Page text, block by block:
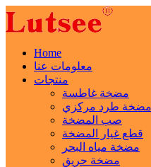
Home
معلومات عنا
منتجات
مضخة غاطسة
مضخة طرد مركزي
صب المضخة
قطع غيار المضخة
مضخة مياه البحر
مضخة حريق